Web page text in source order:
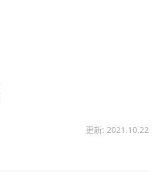
更新: 2021.10.22